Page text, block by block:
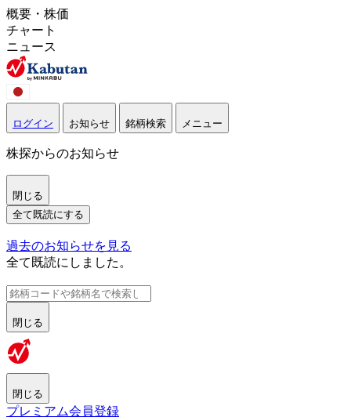
概要・株価
チャート
ニュース
ログイン お知らせ 銘柄検索 メニュー
株探からのお知らせ
閉じる
全て既読にする
過去のお知らせを見る
全て既読にしました。
閉じる
閉じる
プレミアム会員登録